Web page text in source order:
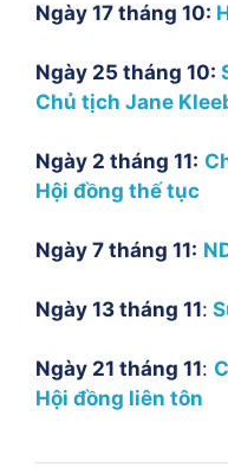
Ngày 17 tháng 10:
Ngày 25 tháng 10:
Chủ tịch Jane
Ngày 2 tháng 11:
Hội đồng thế tục
Ngày 7 tháng 11:
Ngày 13 tháng 11:
Ngày 21 tháng 11:
Hội đồng liên tôn